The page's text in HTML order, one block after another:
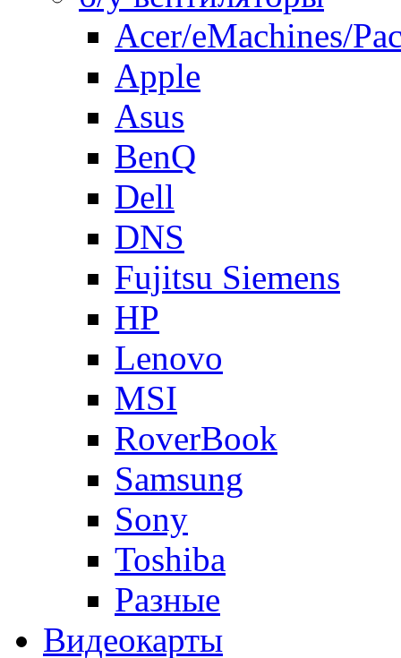
Acer/eMachines/
Apple
Asus
BenQ
Dell
DNS
Fujitsu Siemens
HP
Lenovo
MSI
RoverBook
Samsung
Sony
Toshiba
Разные
Видеокарты